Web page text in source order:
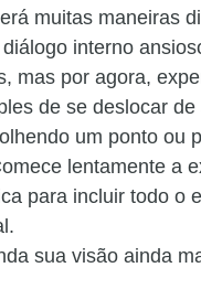
muitas maneiras
interno
mas por agora,
de se deslocar de
um ponto ou
lentamente a
para incluir todo o
sua visão ainda